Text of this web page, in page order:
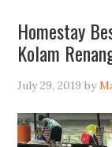
Homestay
Kolam
July 29, 2019 by